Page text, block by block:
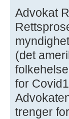
Advokat
(det
for
trenger